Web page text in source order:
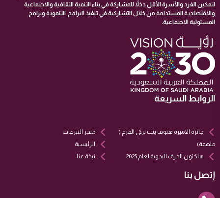
لتمكين الفرد والأسرة الأقل دخلاً للمشاركة في بناء التنمية الثقافية والاجتماعية
والاقتصادية المستدامة من خلال التشاركية في تنفيذ البرامج التنموية وبرامج
المسئولية الاجتماعية.
الروابط السريعة
جائزة الاميرة هنوف بنت تركي الفرم (
ملهمة)
هاكثون الحرف اليدوية لعام 2025
متجر التبرعات
الرئيسية
نبذة عنا
إتصل بنا